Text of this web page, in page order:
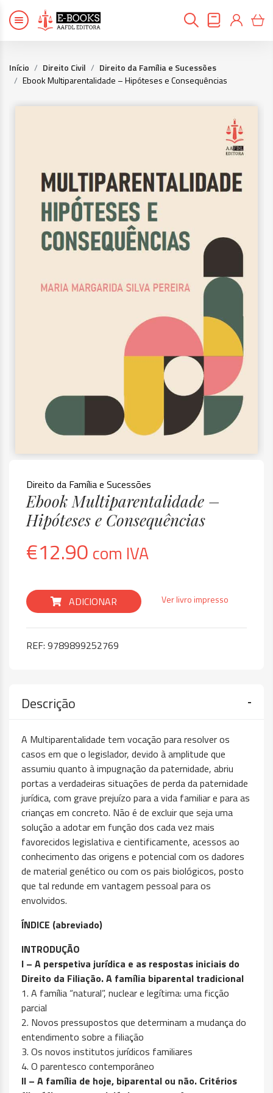
Início Direito Civil
Direito da Família e Sucessões
Ebook Multiparentalidade – Hipóteses e Consequências
Direito da Família e Sucessões
Ebook Multiparentalidade –
Hipóteses e Consequências
€12.90 com IVA
ADICIONAR Ver livro impresso
REF: 9789899252769
Descrição
A Multiparentalidade tem vocação para resolver os
casos em que o legislador, devido à amplitude que
assumiu quanto à impugnação da paternidade, abriu
portas a verdadeiras situações de perda da paternidade
jurídica, com grave prejuízo para a vida familiar e para as
crianças em concreto. Não é de excluir que seja uma
solução a adotar em função dos cada vez mais
favorecidos legislativa e cientificamente, acessos ao
conhecimento das origens e potencial com os dadores
de material genético ou com os pais biológicos, posto
que tal redunde em vantagem pessoal para os
envolvidos.
ÍNDICE (abreviado)
INTRODUÇÃO
I – A perspetiva jurídica e as respostas iniciais do
Direito da Filiação. A família biparental tradicional
1. A família “natural”, nuclear e legítima: uma ficção
parcial
2. Novos pressupostos que determinam a mudança do
entendimento sobre a filiação
3. Os novos institutos jurídicos familiares
4. O parentesco contemporâneo
II – A família de hoje, biparental ou não. Critérios